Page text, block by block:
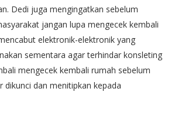
Dedi juga mengingatkan sebelum
jangan lupa mengecek kembali
elektronik-elektronik yang
sementara agar terhindar konsleting
mengecek kembali rumah sebelum
dikunci dan menitipkan kepada